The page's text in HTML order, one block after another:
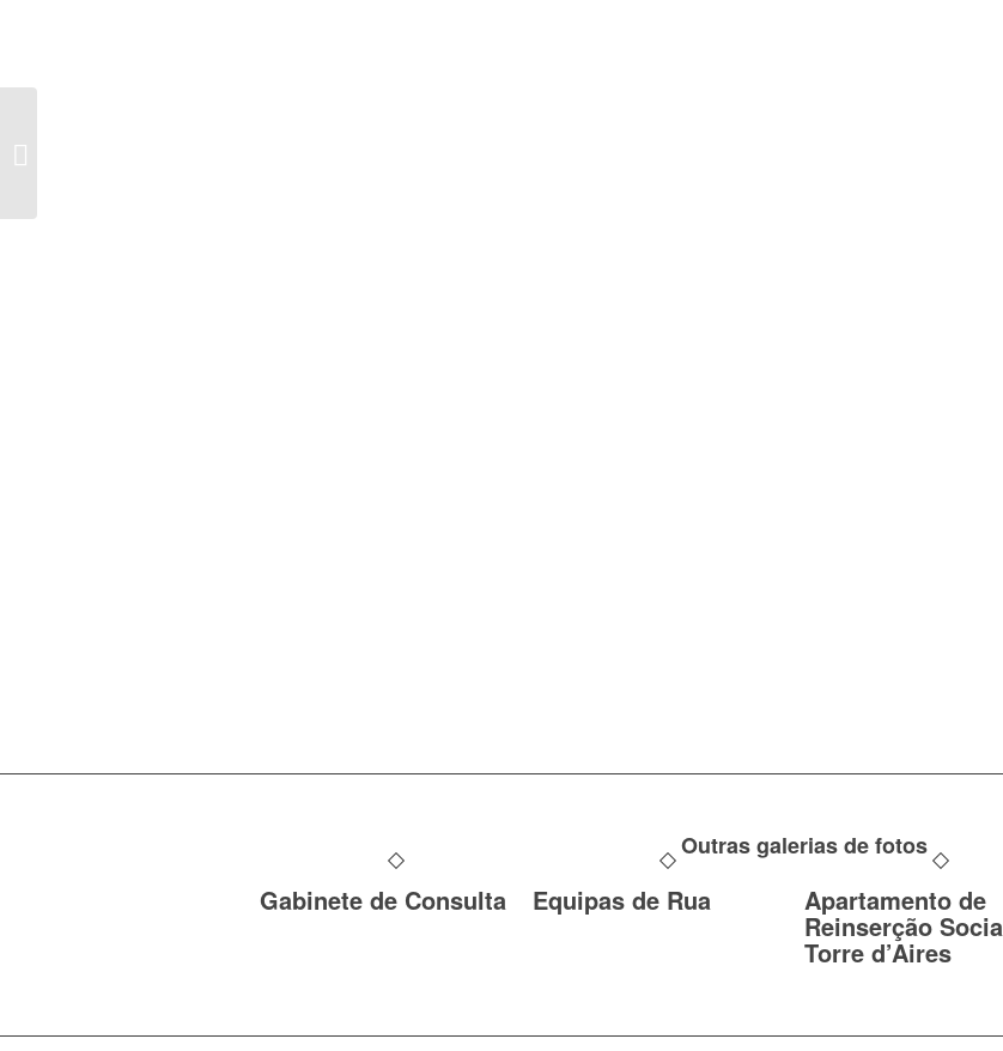
Outras galerias de fotos
Gabinete de Consulta Equipas de Rua Apartamento de
Reinserção
Torre d’Aires